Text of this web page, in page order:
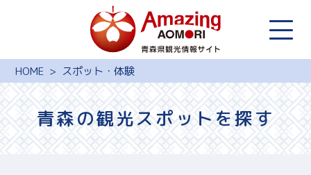
HOME スポット・体験
青森の観光スポットを探す